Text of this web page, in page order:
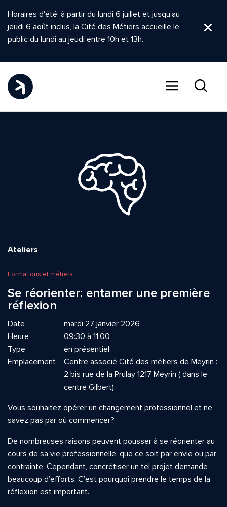
Horaires d'été: à partir du lundi 6 juillet et jusqu'au
jeudi 6 août inclus, la Cité des Métiers accueille le
public du lundi au jeudi entre 10h et 13h.
Ateliers
Formations et métiers
Se réorienter: entamer une première
réflexion
Date
mardi 27 janvier 2026
Heure
09:30 à 11:00
Type
en présentiel
Emplacement
Centre associé Cité des métiers de Meyrin :
2 bis rue de la Prulay 1217 Meyrin ( dans le
centre Gilbert).
Vous souhaitez opérer un changement professionnel et ne
savez pas par où commencer?
De nombreuses raisons peuvent pousser à se réorienter au
cours de sa vie professionnelle, que ce soit par envie ou par
contrainte. Cependant, concrétiser un tel projet demande
beaucoup d’efforts. C’est pourquoi prendre le temps de la
réflexion est important.